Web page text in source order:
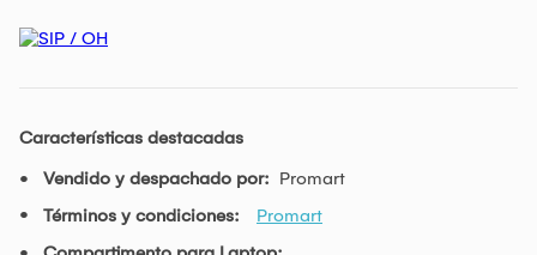
Características destacadas
Vendido y despachado por: Promart
Términos y condiciones:
Promart